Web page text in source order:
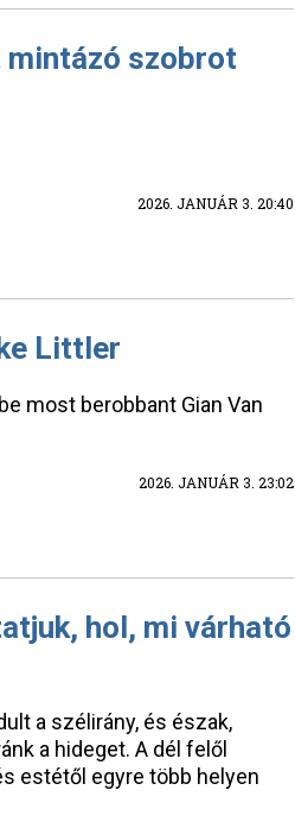
mintázó szobrot
2026. JANUÁR 3. 20:40
Littler
most berobbant Gian Van
2026. JANUÁR 3. 23:02
hol, mi várható
a szélirány, és észak,
a hideget. A dél felől
estétől egyre több helyen